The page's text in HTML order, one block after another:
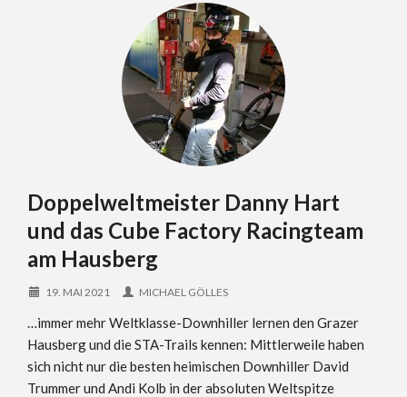
Doppelweltmeister Danny Hart
und das Cube Factory Racingteam
am Hausberg
19. MAI 2021 MICHAEL GÖLLES
…immer mehr Weltklasse-Downhiller lernen den Grazer
Hausberg und die STA-Trails kennen: Mittlerweile haben
sich nicht nur die besten heimischen Downhiller David
Trummer und Andi Kolb in der absoluten Weltspitze